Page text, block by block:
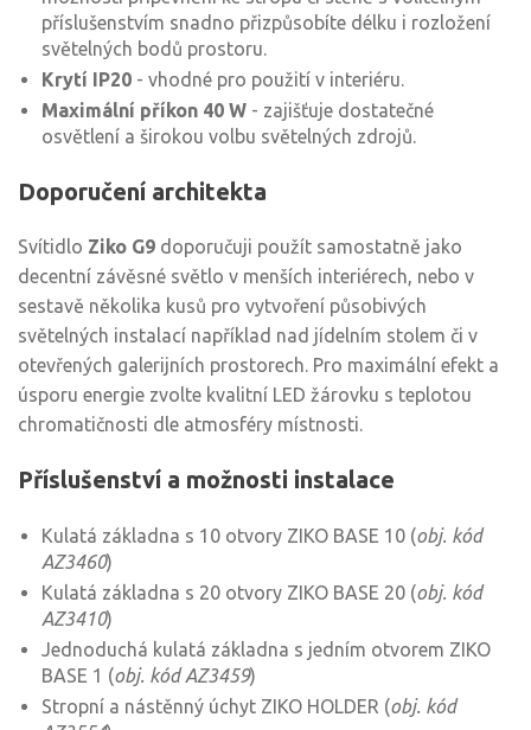
příslušenstvím snadno přizpůsobíte délku i rozložení
světelných bodů prostoru.
Krytí IP20 - vhodné pro použití v interiéru.
Maximální příkon 40 W - zajišťuje dostatečné
osvětlení a širokou volbu světelných zdrojů.
Doporučení architekta
Svítidlo Ziko G9 doporučuji použít samostatně jako
decentní závěsné světlo v menších interiérech, nebo v
sestavě několika kusů pro vytvoření působivých
světelných instalací například nad jídelním stolem či v
otevřených galerijních prostorech. Pro maximální efekt a
úsporu energie zvolte kvalitní LED žárovku s teplotou
chromatičnosti dle atmosféry místnosti.
Příslušenství a možnosti instalace
Kulatá základna s 10 otvory ZIKO BASE 10 (obj. kód
AZ3460)
Kulatá základna s 20 otvory ZIKO BASE 20 (obj. kód
AZ3410)
Jednoduchá kulatá základna s jedním otvorem ZIKO
BASE 1 (obj. kód AZ3459)
Stropní a nástěnný úchyt ZIKO HOLDER (obj. kód